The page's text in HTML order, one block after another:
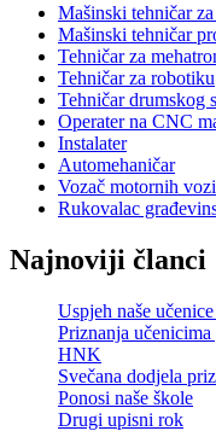
Mašinski tehničar
Mašinski tehničar
Tehničar za
Tehničar za robotiku
Tehničar drumskog
Operater na CNC
Instalater
Automehaničar
Vozač motornih
Rukovalac
Najnoviji članci
Uspjeh naše
Priznanja
HNK
Svečana dodjela
Ponosi naše škole
Drugi upisni rok